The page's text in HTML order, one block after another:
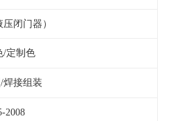
闭门器）
/定制色
焊接组装
2008